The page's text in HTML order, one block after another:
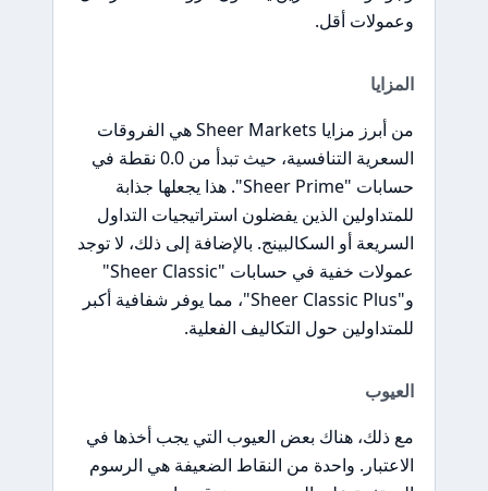
وعمولات أقل.
المزايا
من أبرز مزايا Sheer Markets هي الفروقات
السعرية التنافسية، حيث تبدأ من 0.0 نقطة في
حسابات "Sheer Prime". هذا يجعلها جذابة
للمتداولين الذين يفضلون استراتيجيات التداول
السريعة أو السكالبينج. بالإضافة إلى ذلك، لا توجد
عمولات خفية في حسابات "Sheer Classic"
و"Sheer Classic Plus"، مما يوفر شفافية أكبر
للمتداولين حول التكاليف الفعلية.
العيوب
مع ذلك، هناك بعض العيوب التي يجب أخذها في
الاعتبار. واحدة من النقاط الضعيفة هي الرسوم